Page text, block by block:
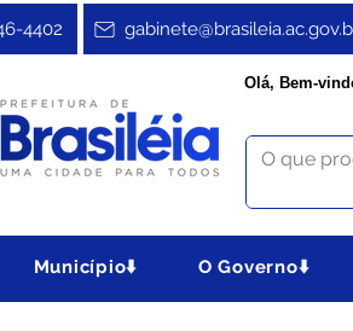
4402
Olá, Bem-
Município⬇️ O Governo⬇️